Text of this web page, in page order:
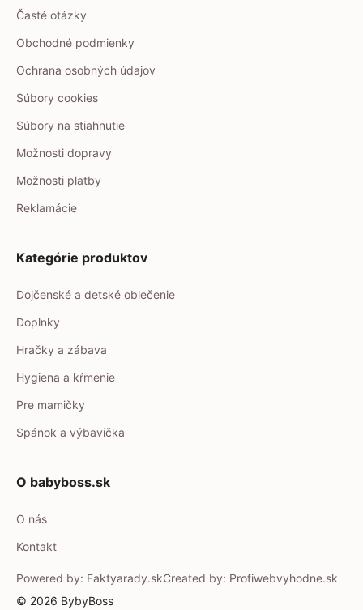
Časté otázky
Obchodné podmienky
Ochrana osobných údajov
Súbory cookies
Súbory na stiahnutie
Možnosti dopravy
Možnosti platby
Reklamácie
Kategórie produktov
Dojčenské a detské oblečenie
Doplnky
Hračky a zábava
Hygiena a kŕmenie
Pre mamičky
Spánok a výbavička
O babyboss.sk
O nás
Kontakt
© 2026 BybyBoss
Powered by: Faktyarady.skCreated by: Profiwebvyhodne.sk
Item added to cart.